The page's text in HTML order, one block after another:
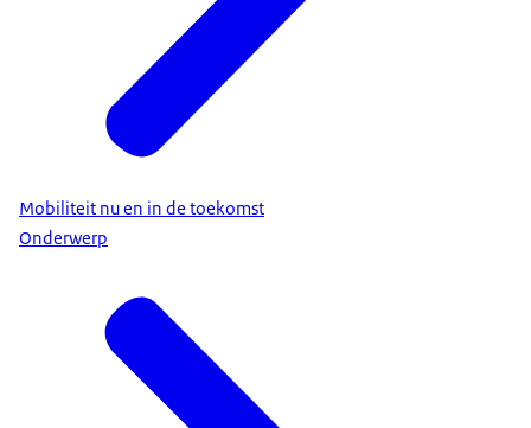
Mobiliteit nu en in de toekomst
Onderwerp